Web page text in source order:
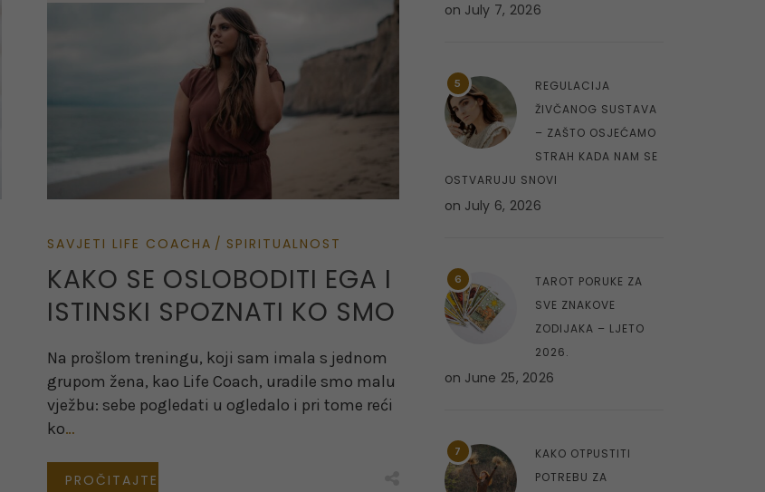
SAVJETI LIFE COACHA SPIRITUALNOST
KAKO SE OSLOBODITI EGA I
ISTINSKI SPOZNATI KO SMO
Na prošlom treningu, koji sam imala s jednom
grupom žena, kao Life Coach, uradile smo malu
vježbu: sebe pogledati u ogledalo i pri tome reći
ko…
PROČITAJTE
on July 7, 2026
5
REGULACIJA
ŽIVČANOG SUSTAVA
– ZAŠTO OSJEĆAMO
STRAH KADA NAM SE
OSTVARUJU SNOVI
on July 6, 2026
6
TAROT PORUKE ZA
SVE ZNAKOVE
ZODIJAKA – LJETO
2026.
on June 25, 2026
7
KAKO OTPUSTITI
POTREBU ZA